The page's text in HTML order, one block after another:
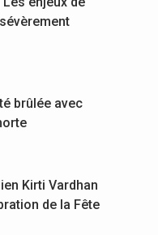
brûlée avec
Kirti Vardhan
de la Fête